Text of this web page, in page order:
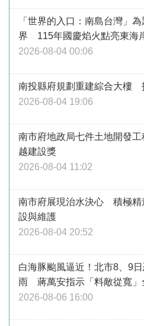
「世界的入口：南島台灣」
界 115年國慶焰火點亮東海
2026-08-04 00:06
南投縣府規劃重建綜合大樓
2026-08-04 19:06
南市府地政局七件土地開發
越建設獎
2026-08-04 11:02
南市府展現治水決心 積極精
設與維護
2026-08-04 20:52
白海豚颱風逼近！北市8、9
雨 蔣萬安指示「料敵從寬」
2026-08-06 16:00